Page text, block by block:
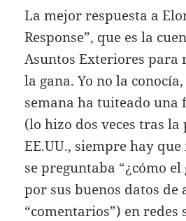
La mejor respuesta a
Response”, que es la
Asuntos Exteriores para
la gana. Yo no la
semana ha tuiteado una
(lo hizo dos veces tras
EE.UU., siempre hay
se preguntaba “¿cómo
por sus buenos datos
“comentarios”) en redes